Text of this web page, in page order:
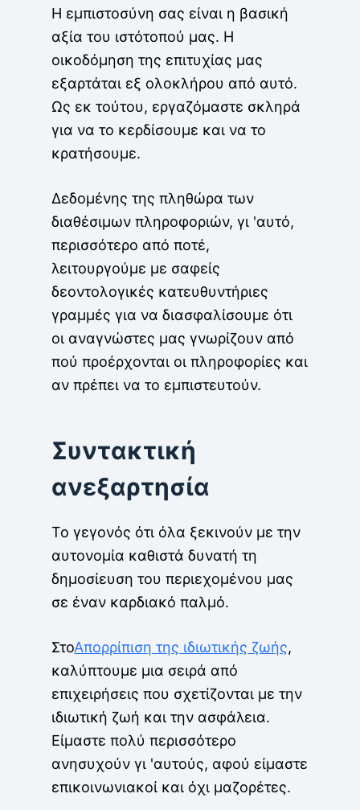
Η εμπιστοσύνη σας είναι η βασική
αξία του ιστότοπού μας. Η
οικοδόμηση της επιτυχίας μας
εξαρτάται εξ ολοκλήρου από αυτό.
Ως εκ τούτου, εργαζόμαστε σκληρά
για να το κερδίσουμε και να το
κρατήσουμε.
Δεδομένης της πληθώρα των
διαθέσιμων πληροφοριών, γι 'αυτό,
περισσότερο από ποτέ,
λειτουργούμε με σαφείς
δεοντολογικές κατευθυντήριες
γραμμές για να διασφαλίσουμε ότι
οι αναγνώστες μας γνωρίζουν από
πού προέρχονται οι πληροφορίες και
αν πρέπει να το εμπιστευτούν.
Συντακτική
ανεξαρτησία
Το γεγονός ότι όλα ξεκινούν με την
αυτονομία καθιστά δυνατή τη
δημοσίευση του περιεχομένου μας
σε έναν καρδιακό παλμό.
ΣτοΑπορρίπιση της ιδιωτικής ζωής,
καλύπτουμε μια σειρά από
επιχειρήσεις που σχετίζονται με την
ιδιωτική ζωή και την ασφάλεια.
Είμαστε πολύ περισσότερο
ανησυχούν γι 'αυτούς, αφού είμαστε
επικοινωνιακοί και όχι μαζορέτες.